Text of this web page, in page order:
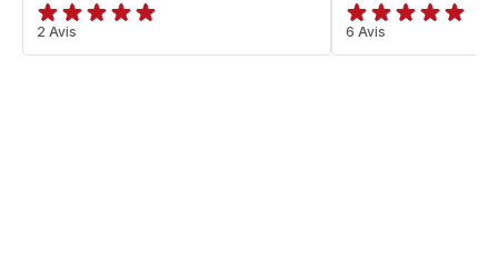
Avis
5
2 Avis ratings.4.9
6 Avis